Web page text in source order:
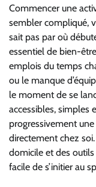
Commencer une
sembler compliqué,
sait pas par où
essentiel de bien-
emplois du temps
ou le manque
le moment de se
accessibles, simples
progressivement
directement chez
domicile et des
facile de s’initier au